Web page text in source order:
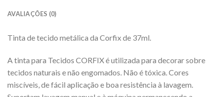
AVALIAÇÕES (0)
Tinta de tecido metálica da Corfix de 37ml.
A tinta para Tecidos CORFIX é utilizada para decorar sobre
tecidos naturais e não engomados. Não é tóxica. Cores
miscíveis, de fácil aplicação e boa resistência à lavagem.